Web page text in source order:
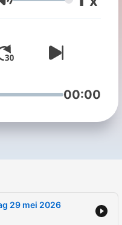
vliegen de
anekdotes
Inside
om 21:35 uur
en terug te
Volume
00:00
29 mei 2026